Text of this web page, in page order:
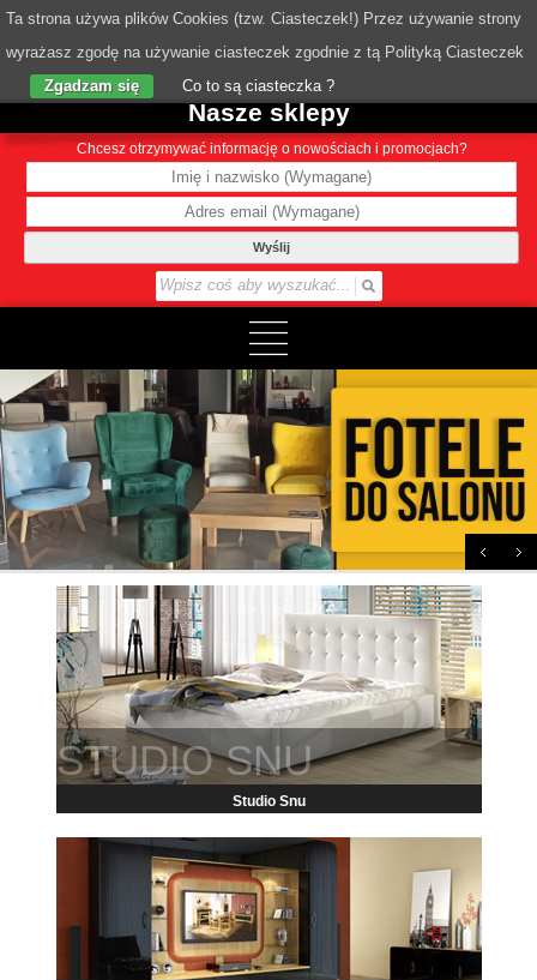
o Nas
Nasze sklepy
Chcesz otrzymywać informację o nowościach i promocjach?
Wyślij
STUDIO SNU
Studio Snu
Ta strona używa plików Cookies (tzw. Ciasteczek!) Przez używanie strony
wyrażasz zgodę na używanie ciasteczek zgodnie z tą Polityką Ciasteczek
Zgadzam się
Co to są ciasteczka ?